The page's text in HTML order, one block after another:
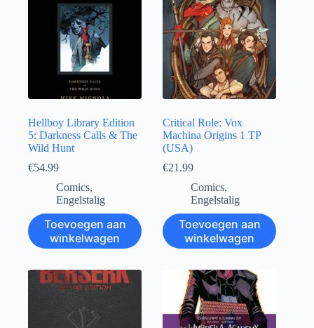
Hellboy Library Edition
5: Darkness Calls & The
Wild Hunt
€54.99
Comics,
Engelstalig
Toevoegen aan
winkelwagen
Critical Role: Vox
Machina Origins 1 TP
(USA)
€21.99
Comics,
Engelstalig
Toevoegen aan
winkelwagen